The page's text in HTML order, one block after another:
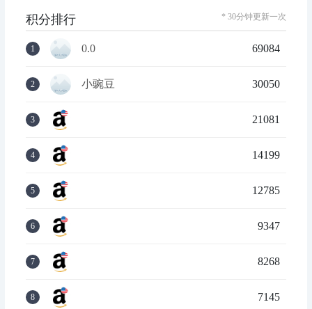
积分排行 * 30分钟更新一次
1 0.0 69084
2 小豌豆 30050
3 21081
4 14199
5 12785
6 9347
7 8268
8 7145